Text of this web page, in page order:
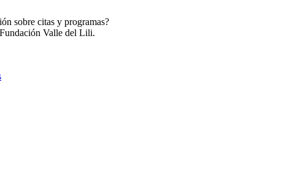
sobre citas y programas?
Valle del Lili.